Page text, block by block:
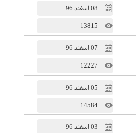
08 اسفند 96
13815
07 اسفند 96
12227
05 اسفند 96
14584
03 اسفند 96